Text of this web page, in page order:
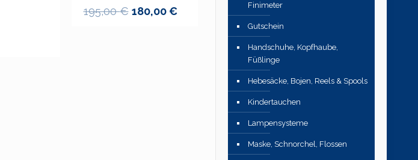
195,00€ 180,00€
Finimeter
Gutschein
Handschuhe, Kopfhaube,
Füßlinge
Hebesäcke, Bojen, Reels & Spools
Kindertauchen
Lampensysteme
Maske, Schnorchel, Flossen